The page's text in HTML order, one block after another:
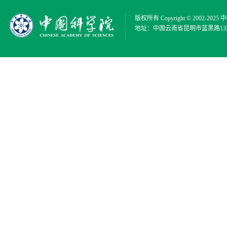
版权所有 Copyright © 2002-2025
地址：中国云南省昆明市蓝黑路